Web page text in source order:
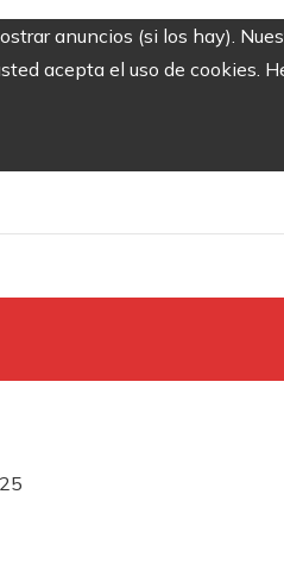
anuncios (si los hay).
acepta el uso de cookies.